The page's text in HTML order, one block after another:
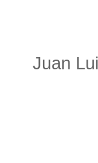
Juan